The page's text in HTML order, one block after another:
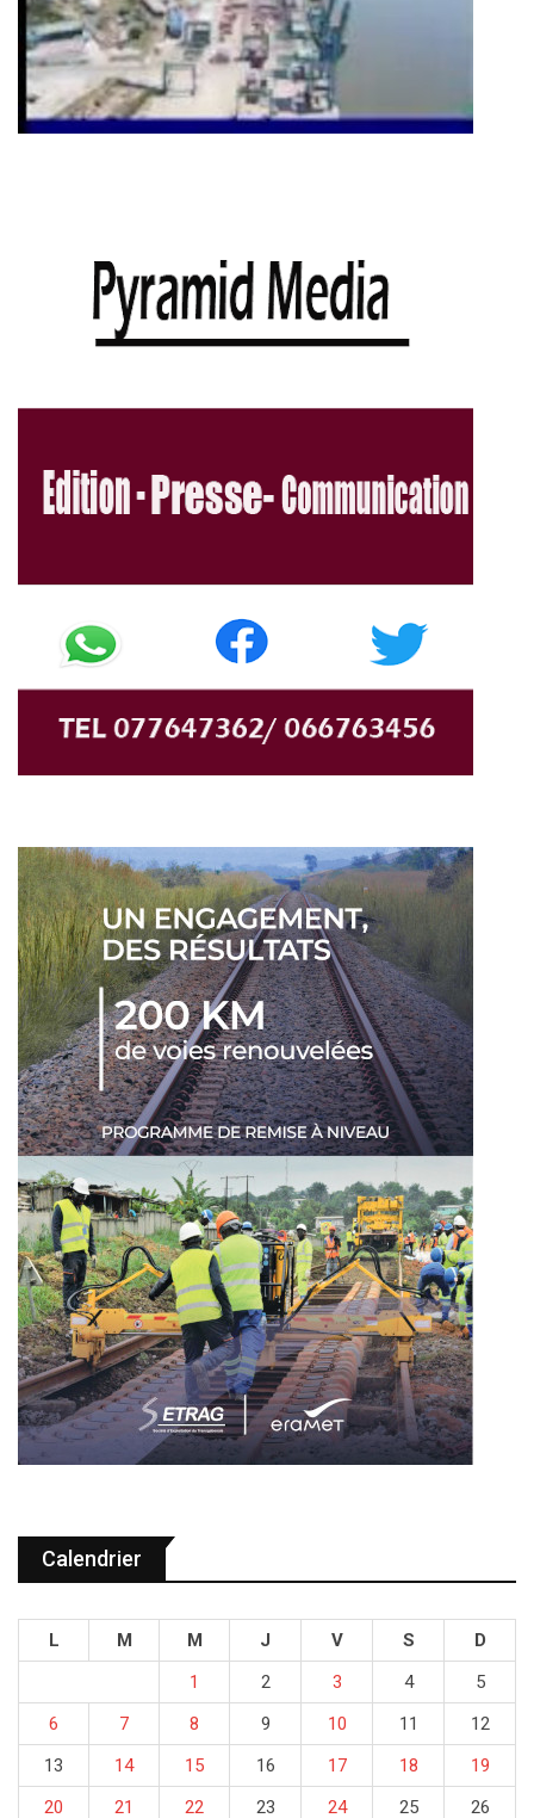
Calendrier
L M M J V S
D
1
2 3 4
5
6
7 8 9 10 11
12
13
14 15 16 17 18
19
20
21 22 23 24 25
26